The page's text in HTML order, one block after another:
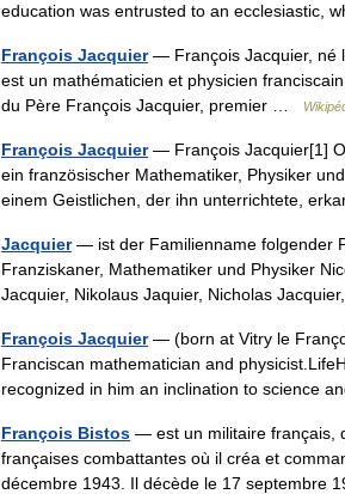
education was entrusted to an ecclesiastic,
François Jacquier— François Jacquier, né
est un mathématicien et physicien
du Père François Jacquier, premier …
François Jacquier— François Jacquier[1]
ein französischer Mathematiker, Physiker
einem Geistlichen, der ihn unterrichtete,
Jacquier— ist der Familienname folgender
Franziskaner, Mathematiker und Physiker
Jacquier, Nikolaus Jaquier, Nicholas
François Jacquier— (born at Vitry le
Franciscan mathematician and
recognized in him an inclination to science
François Bistos — est un militaire français,
françaises combattantes où il créa et
décembre 1943. Il décède le 17